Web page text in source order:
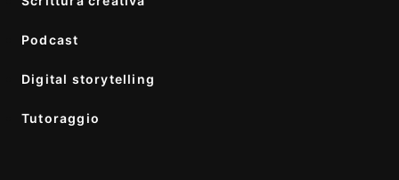
Podcast
Digital storytelling
Tutoraggio